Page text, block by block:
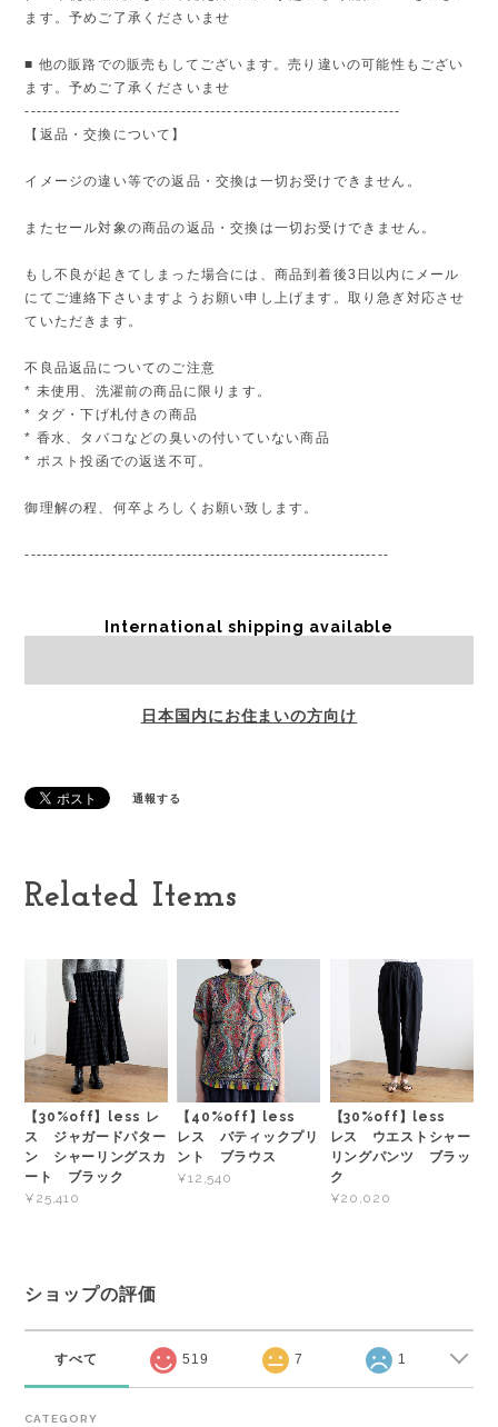
ます。予めご了承くださいませ
■ 他の販路での販売もしてございます。売り違いの可能性もござい
ます。予めご了承くださいませ
-----------------------------------------------------------------
【返品・交換について】
イメージの違い等での返品・交換は一切お受けできません。
またセール対象の商品の返品・交換は一切お受けできません。
もし不良が起きてしまった場合には、商品到着後3日以内にメール
にてご連絡下さいますようお願い申し上げます。取り急ぎ対応させ
ていただきます。
不良品返品についてのご注意
* 未使用、洗濯前の商品に限ります。
* タグ・下げ札付きの商品
* 香水、タバコなどの臭いの付いていない商品
* ポスト投函での返送不可。
御理解の程、何卒よろしくお願い致します。
---------------------------------------------------------------
International shipping available
日本国内にお住まいの方向け
通報する
Related Items
【30%off】less レ
ス ジャガードパター
ン シャーリングスカ
ート ブラック
¥25,410
【40%off】less
レス バティックプリ
ント ブラウス
¥12,540
【30%off】less
レス ウエストシャー
リングパンツ ブラッ
ク
¥20,020
ショップの評価
すべて 519 7 1
CATEGORY